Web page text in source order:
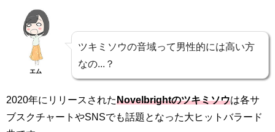
エム
ツキミソウの音域って男性的には高い方
なの...？
2020年にリリースされたNovelbrightのツキミソウは各サ
ブスクチャートやSNSでも話題となった大ヒットバラード